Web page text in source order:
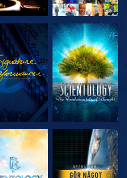
TITTA
UTFORSKA
SERIEN
SERIEN
TITTA